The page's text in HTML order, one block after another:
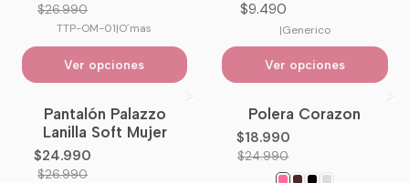
$26.990
TTP-OM-01|O´mas
Ver opciones
$9.490
|Generico
Ver opciones
-7%OFF
No disponible
Pantalón Palazzo
Lanilla Soft Mujer
$24.990
$26.990
-24%OFF
Polera Corazon
$18.990
$24.990